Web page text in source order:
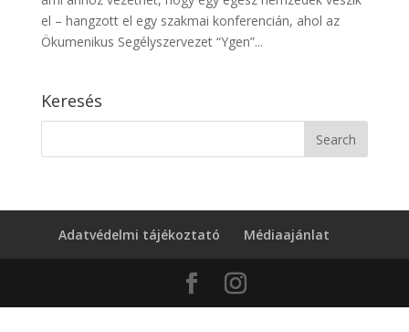
el – hangzott el egy szakmai konferencián, ahol az
Ökumenikus Segélyszervezet “Ygen”...
Keresés
Adatvédelmi tájékoztató Médiaajánlat